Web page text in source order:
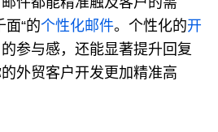
面“的个性化邮件。个性化的开
参与感，还能显著提升回复
外贸客户开发更加精准高